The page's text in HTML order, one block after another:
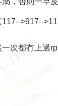
>917--
次都冇上過